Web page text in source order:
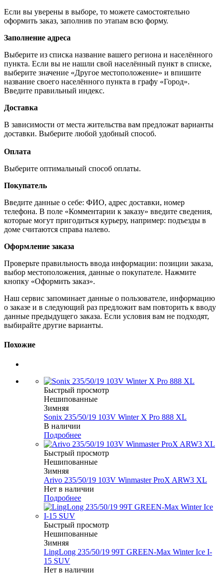
Если вы уверены в выборе, то можете самостоятельно
оформить заказ, заполнив по этапам всю форму.
Заполнение адреса
Выберите из списка название вашего региона и населённого
пункта. Если вы не нашли свой населённый пункт в списке,
выберите значение «Другое местоположение» и впишите
название своего населённого пункта в графу «Город».
Введите правильный индекс.
Доставка
В зависимости от места жительства вам предложат варианты
доставки. Выберите любой удобный способ.
Оплата
Выберите оптимальный способ оплаты.
Покупатель
Введите данные о себе: ФИО, адрес доставки, номер
телефона. В поле «Комментарии к заказу» введите сведения,
которые могут пригодиться курьеру, например: подъезды в
доме считаются справа налево.
Оформление заказа
Проверьте правильность ввода информации: позиции заказа,
выбор местоположения, данные о покупателе. Нажмите
кнопку «Оформить заказ».
Наш сервис запоминает данные о пользователе, информацию
о заказе и в следующий раз предложит вам повторить к вводу
данные предыдущего заказа. Если условия вам не подходят,
выбирайте другие варианты.
Похожие
Быстрый просмотр
Нешипованные
Зимняя
Sonix 235/50/19 103V Winter X Pro 888 XL
В наличии
Подробнее
Быстрый просмотр
Нешипованные
Зимняя
Arivo 235/50/19 103V Winmaster ProX ARW3 XL
Нет в наличии
Подробнее
Быстрый просмотр
Нешипованные
Зимняя
LingLong 235/50/19 99T GREEN-Max Winter Ice I-
15 SUV
Нет в наличии